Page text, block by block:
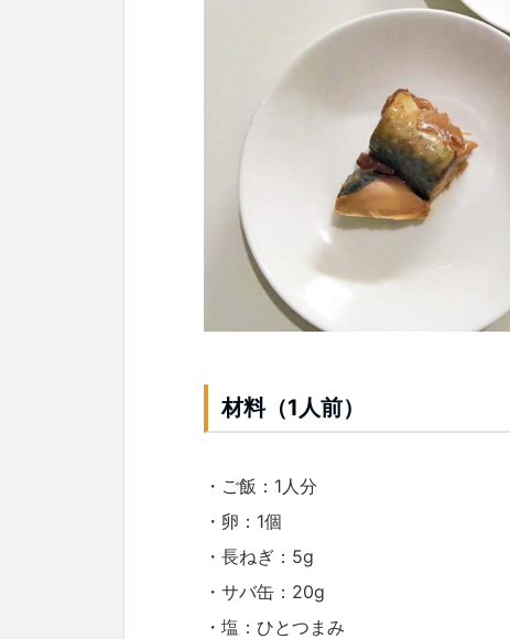
材料（1人前）
・ご飯：1人分
・卵：1個
・長ねぎ：5g
・サバ缶：20g
・塩：ひとつまみ